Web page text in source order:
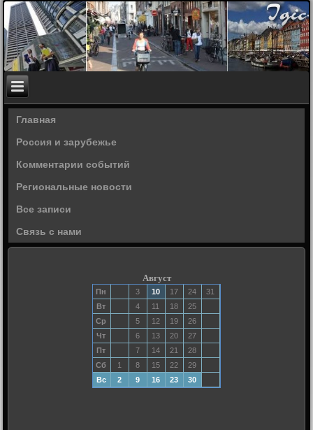
Главная
Россия и зарубежье
Комментарии событий
Региональные новости
Все записи
Связь с нами
Август
Пн 3 10 17 24
31
Вт
4 11 18
25
Ср
5 12 19
26
Чт
6 13 20
27
Пт
7 14 21
28
Сб
1 8 15 22
29
Вс
2 9 16 23 30